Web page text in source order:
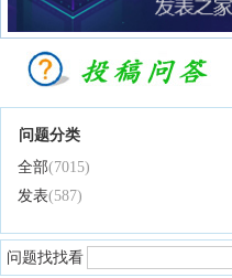
问题分类
全部(7015)
发表(587)
问题找找看